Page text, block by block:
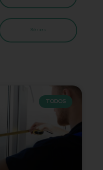
Séries
TODOS